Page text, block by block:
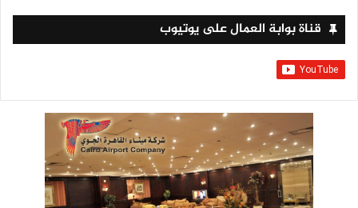
قناة بوابة العمال على يوتيوب